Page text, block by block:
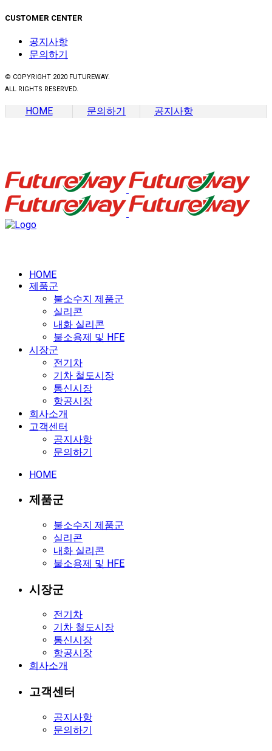
CUSTOMER CENTER
공지사항
문의하기
© COPYRIGHT 2020 FUTUREWAY.
ALL RIGHTS RESERVED.
HOME 문의하기 공지사항
HOME
제품군
불소수지 제품군
실리콘
내화 실리콘
불소용제 및 HFE
시장군
전기차
기차 철도시장
통신시장
항공시장
회사소개
고객센터
공지사항
문의하기
HOME
제품군
불소수지 제품군
실리콘
내화 실리콘
불소용제 및 HFE
시장군
전기차
기차 철도시장
통신시장
항공시장
회사소개
고객센터
공지사항
문의하기